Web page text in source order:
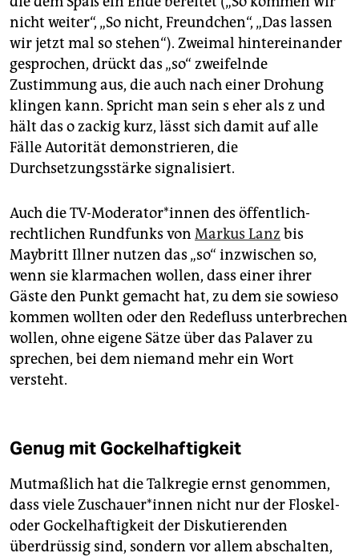
nicht weiter“, „So nicht, Freundchen“, „Das lassen
wir jetzt mal so stehen“). Zweimal hintereinander
gesprochen, drückt das „so“ zweifelnde
Zustimmung aus, die auch nach einer Drohung
klingen kann. Spricht man sein s eher als z und
hält das o zackig kurz, lässt sich damit auf alle
Fälle Autorität demonstrieren, die
Durchsetzungsstärke signalisiert.
Auch die TV-Moderator*innen des öffentlich-
rechtlichen Rundfunks von Markus Lanz bis
Maybritt Illner nutzen das „so“ inzwischen so,
wenn sie klarmachen wollen, dass einer ihrer
Gäste den Punkt gemacht hat, zu dem sie sowieso
kommen wollten oder den Redefluss unterbrechen
wollen, ohne eigene Sätze über das Palaver zu
sprechen, bei dem niemand mehr ein Wort
versteht.
Genug mit Gockelhaftigkeit
Mutmaßlich hat die Talk­regie ernst genommen,
dass viele Zu­schaue­r*in­nen nicht nur der Floskel-
oder Gockelhaftigkeit der Diskutierenden
überdrüssig sind, sondern vor allem abschalten,